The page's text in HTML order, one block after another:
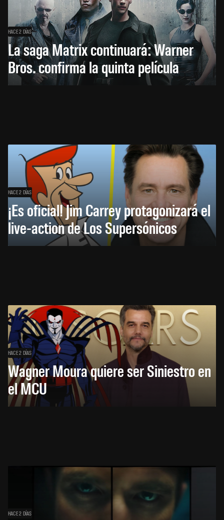
HACE 2 DÍAS
La saga Matrix continuará: Warner
Bros. confirma la quinta película
HACE 2 DÍAS
¡Es oficial! Jim Carrey protagonizará el
live-action de Los Supersónicos
HACE 2 DÍAS
Wagner Moura quiere ser Siniestro en
el MCU
HACE 2 DÍAS